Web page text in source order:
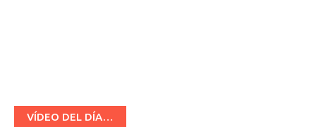
VÍDEO DEL DÍA…